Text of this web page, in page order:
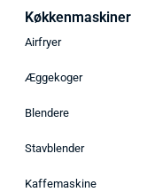
Køkkenmaskiner
Airfryer
Æggekoger
Blendere
Stavblender
Kaffemaskine